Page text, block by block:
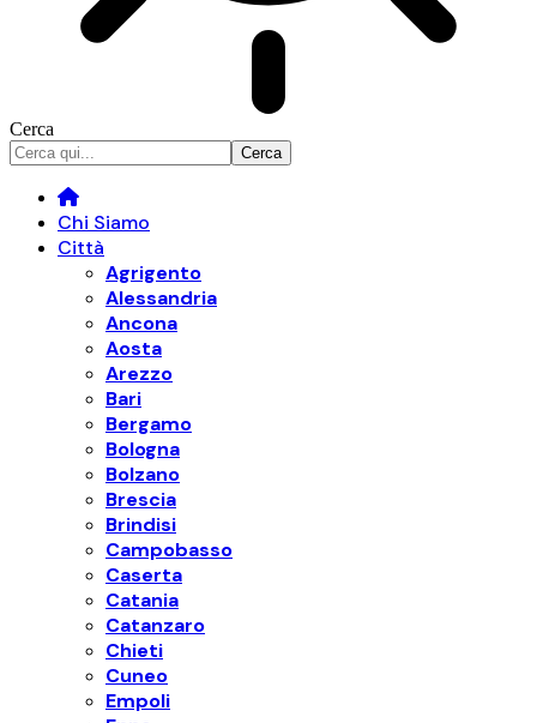
Cerca
Chi Siamo
Città
Agrigento
Alessandria
Ancona
Aosta
Arezzo
Bari
Bergamo
Bologna
Bolzano
Brescia
Brindisi
Campobasso
Caserta
Catania
Catanzaro
Chieti
Cuneo
Empoli